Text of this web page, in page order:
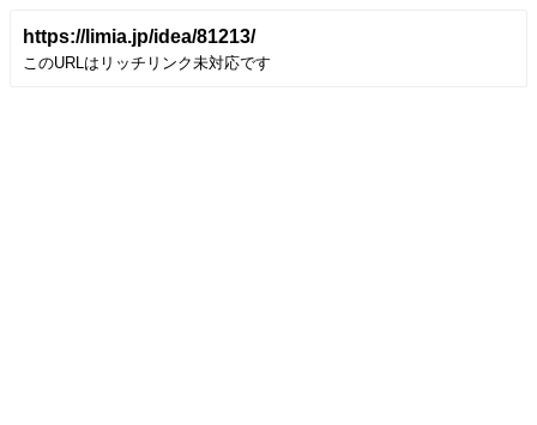
https://limia.jp/idea/81213/
このURLはリッチリンク未対応です